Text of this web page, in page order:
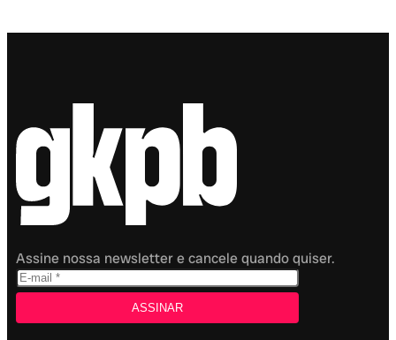
Assine nossa newsletter e cancele quando quiser.